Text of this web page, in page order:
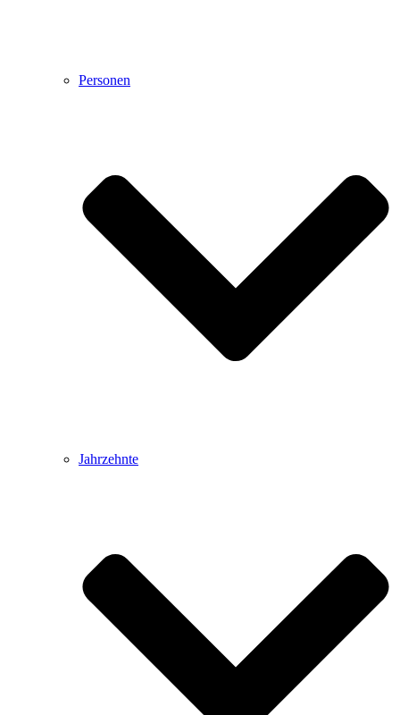
Personen
Jahrzehnte